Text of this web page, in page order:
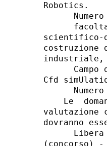
Robotics.
Numero
scientifico-
costruzione
industriale,
Campo
Cfd
Numero
Le
valutazione
dovranno
Libera
(concorso)